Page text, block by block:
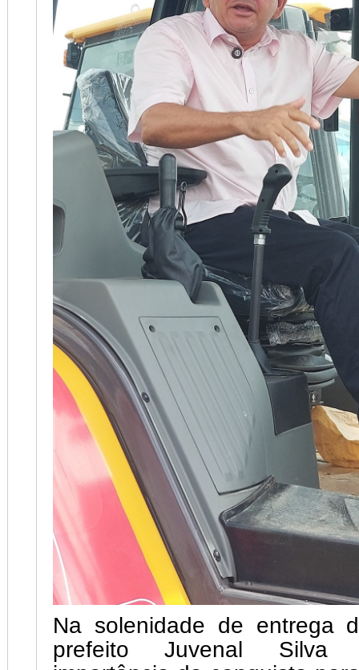
Na solenidade de entrega
prefeito Juvenal Silva